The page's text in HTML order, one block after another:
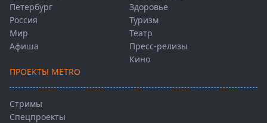
Петербург
Россия
Мир
Афиша
Здоровье
Туризм
Театр
Пресс-релизы
Кино
ПРОЕКТЫ METRO
Стримы
Спецпроекты